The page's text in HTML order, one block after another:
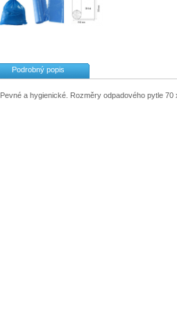
Podrobný popis
Pevné a hygienické. Rozměry odpadového pytle